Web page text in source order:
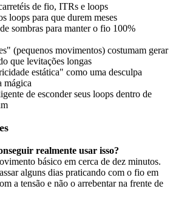
de fio, ITRs e loops
loops para que durem meses
sombras para manter o fio 100%
(pequenos movimentos) costumam gerar
que levitações longas
estática" como uma desculpa
mágica
de esconder seus loops dentro de
realmente usar isso?
básico em cerca de dez minutos.
alguns dias praticando com o fio em
a tensão e não o arrebentar na frente de